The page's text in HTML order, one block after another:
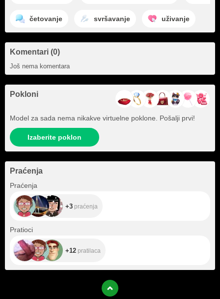
četovanje svršavanje uživanje
Komentari (0)
Još nema komentara
Pokloni
Model za sada nema nikakve virtuelne poklone. Pošalji prvi!
Izaberite poklon
Praćenja
Praćenja
+3 praćenja
Pratioci
+12 pratilaca